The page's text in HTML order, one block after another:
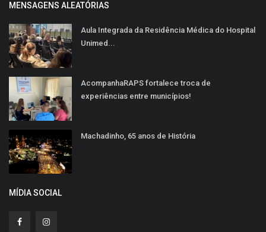
MENSAGENS ALEATÓRIAS
Aula Integrada da Residência Médica do Hospital
Unimed...
AcompanhaRAPS fortalece troca de
experiências entre municípios!
Machadinho, 65 anos de História
MÍDIA SOCIAL